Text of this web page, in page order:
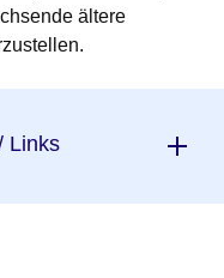
ältere
Links